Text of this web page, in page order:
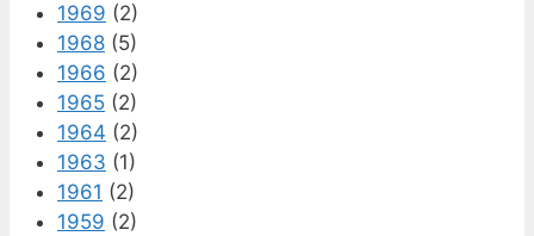
1969 (2)
1968 (5)
1966 (2)
1965 (2)
1964 (2)
1963 (1)
1961 (2)
1959 (2)